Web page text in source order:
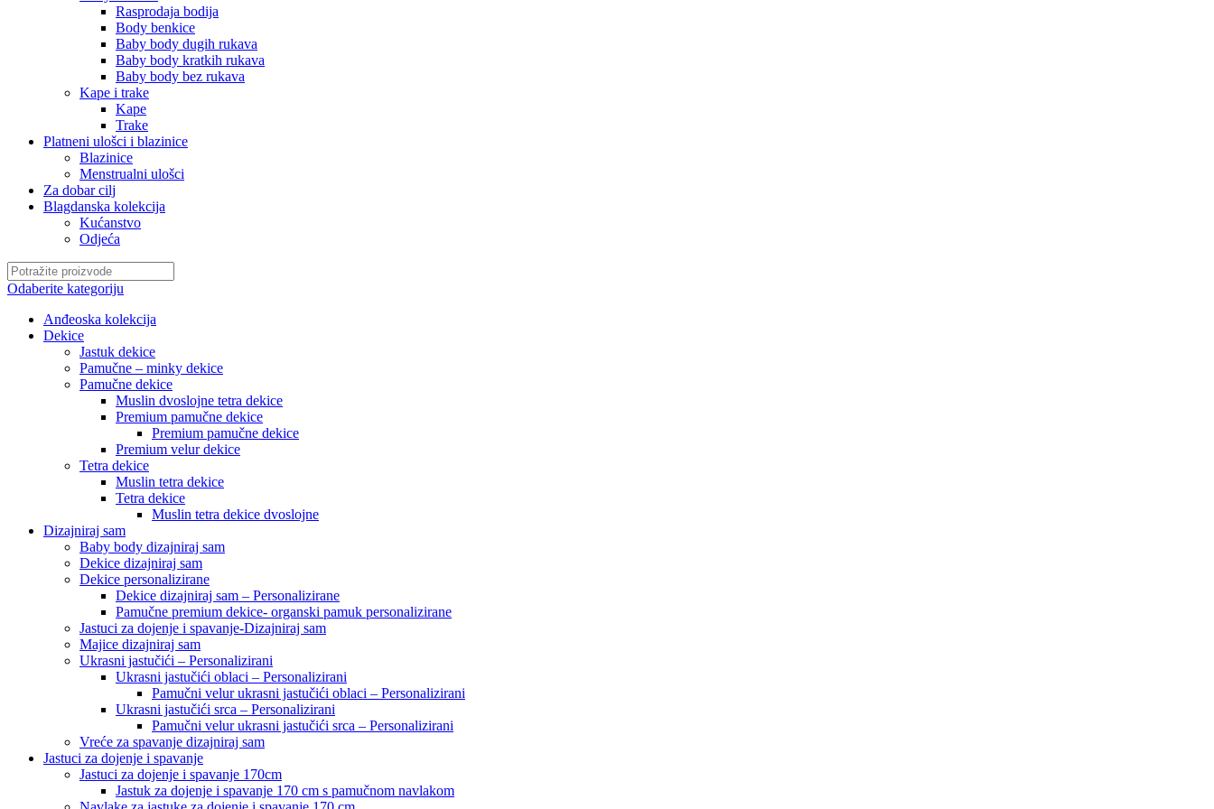
Rasprodaja bodija
Body benkice
Baby body dugih rukava
Baby body kratkih rukava
Baby body bez rukava
Kape i trake
Kape
Trake
Platneni ulošci i blazinice
Blazinice
Menstrualni ulošci
Za dobar cilj
Blagdanska kolekcija
Kućanstvo
Odjeća
Odaberite kategoriju
Anđeoska kolekcija
Dekice
Jastuk dekice
Pamučne – minky dekice
Pamučne dekice
Muslin dvoslojne tetra dekice
Premium pamučne dekice
Premium pamučne dekice
Premium velur dekice
Tetra dekice
Muslin tetra dekice
Tetra dekice
Muslin tetra dekice dvoslojne
Dizajniraj sam
Baby body dizajniraj sam
Dekice dizajniraj sam
Dekice personalizirane
Dekice dizajniraj sam – Personalizirane
Pamučne premium dekice- organski pamuk personalizirane
Jastuci za dojenje i spavanje-Dizajniraj sam
Majice dizajniraj sam
Ukrasni jastučići – Personalizirani
Ukrasni jastučići oblaci – Personalizirani
Pamučni velur ukrasni jastučići oblaci – Personalizirani
Ukrasni jastučići srca – Personalizirani
Pamučni velur ukrasni jastučići srca – Personalizirani
Vreće za spavanje dizajniraj sam
Jastuci za dojenje i spavanje
Jastuci za dojenje i spavanje 170cm
Jastuk za dojenje i spavanje 170 cm s pamučnom navlakom